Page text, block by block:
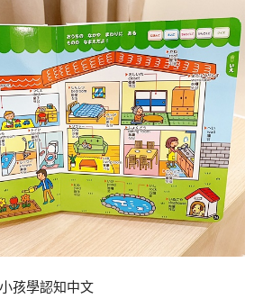
孩學認知中文